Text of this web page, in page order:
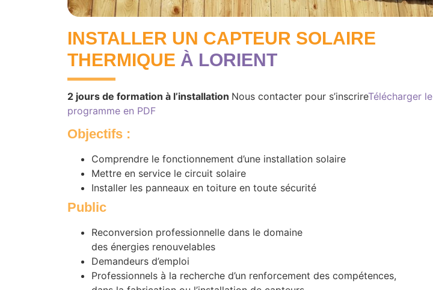
INSTALLER UN CAPTEUR SOLAIRE
THERMIQUE À LORIENT
2 jours de formation à l’installation Nous contacter pour s’inscrireTélécharger le
programme en PDF
Objectifs :
Comprendre le fonctionnement d’une installation solaire
Mettre en service le circuit solaire
Installer les panneaux en toiture en toute sécurité
Public
Reconversion professionnelle dans le domaine
des énergies renouvelables
Demandeurs d’emploi
Professionnels à la recherche d’un renforcement des compétences,